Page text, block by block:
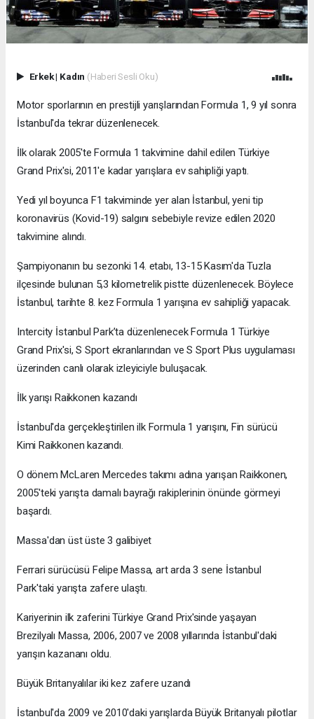
Erkek| Kadın (Haberi Sesli Oku)
Motor sporlarının en prestijli yarışlarından Formula 1, 9 yıl sonra
İstanbul'da tekrar düzenlenecek.
İlk olarak 2005'te Formula 1 takvimine dahil edilen Türkiye
Grand Prix'si, 2011'e kadar yarışlara ev sahipliği yaptı.
Yedi yıl boyunca F1 takviminde yer alan İstanbul, yeni tip
koronavirüs (Kovid-19) salgını sebebiyle revize edilen 2020
takvimine alındı.
Şampiyonanın bu sezonki 14. etabı, 13-15 Kasım'da Tuzla
ilçesinde bulunan 5,3 kilometrelik pistte düzenlenecek. Böylece
İstanbul, tarihte 8. kez Formula 1 yarışına ev sahipliği yapacak.
Intercity İstanbul Park’ta düzenlenecek Formula 1 Türkiye
Grand Prix'si, S Sport ekranlarından ve S Sport Plus uygulaması
üzerinden canlı olarak izleyiciyle buluşacak.
İlk yarışı Raikkonen kazandı
İstanbul'da gerçekleştirilen ilk Formula 1 yarışını, Fin sürücü
Kimi Raikkonen kazandı.
O dönem McLaren Mercedes takımı adına yarışan Raikkonen,
2005'teki yarışta damalı bayrağı rakiplerinin önünde görmeyi
başardı.
Massa'dan üst üste 3 galibiyet
Ferrari sürücüsü Felipe Massa, art arda 3 sene İstanbul
Park'taki yarışta zafere ulaştı.
Kariyerinin ilk zaferini Türkiye Grand Prix'sinde yaşayan
Brezilyalı Massa, 2006, 2007 ve 2008 yıllarında İstanbul'daki
yarışın kazananı oldu.
Büyük Britanyalılar iki kez zafere uzandı
İstanbul'da 2009 ve 2010'daki yarışlarda Büyük Britanyalı pilotlar